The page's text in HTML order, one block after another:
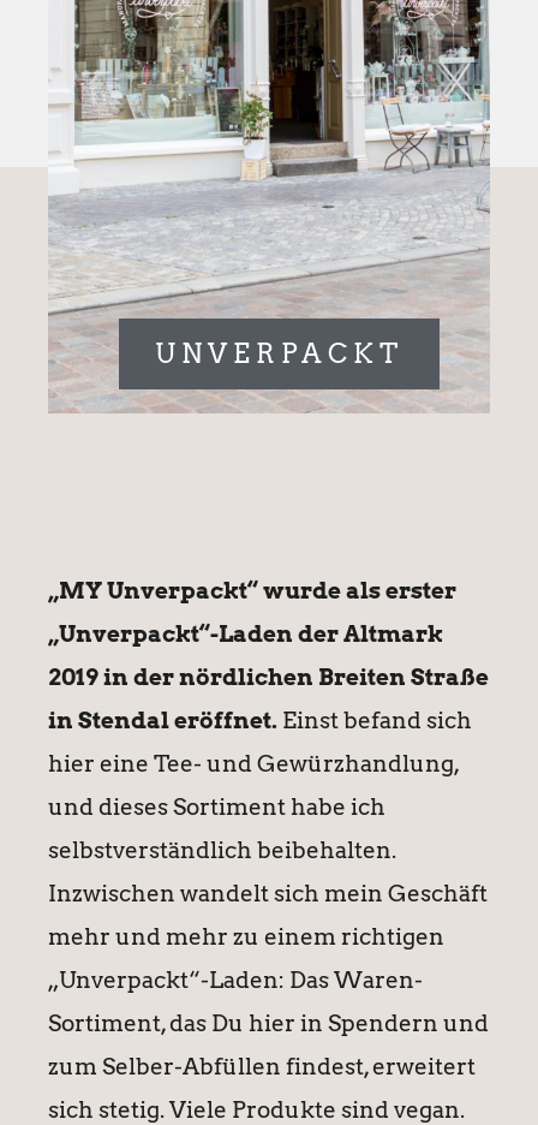
UNVERPACKT
„MY Unverpackt“ wurde als erster
„Unverpackt“-Laden der Altmark
2019 in der nördlichen Breiten Straße
in Stendal eröffnet. Einst befand sich
hier eine Tee- und Gewürzhandlung,
und dieses Sortiment habe ich
selbstverständlich beibehalten.
Inzwischen wandelt sich mein Geschäft
mehr und mehr zu einem richtigen
„Unverpackt“-Laden: Das Waren-
Sortiment, das Du hier in Spendern und
zum Selber-Abfüllen findest, erweitert
sich stetig. Viele Produkte sind vegan.